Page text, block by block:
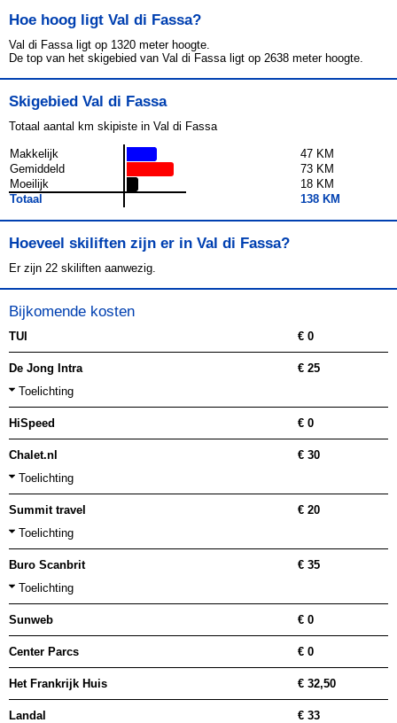
Hoe hoog ligt Val di Fassa?
Val di Fassa ligt op 1320 meter hoogte.
De top van het skigebied van Val di Fassa ligt op 2638 meter hoogte.
Skigebied Val di Fassa
Totaal aantal km skipiste in Val di Fassa
Makkelijk
47 KM
Gemiddeld
73 KM
Moeilijk
18 KM
Totaal
138 KM
Hoeveel skiliften zijn er in Val di Fassa?
Er zijn 22 skiliften aanwezig.
Bijkomende kosten
TUI € 0
De Jong Intra
€ 25
Toelichting
HiSpeed € 0
Chalet.nl
€ 30
Toelichting
Summit travel
€ 20
Toelichting
Buro Scanbrit
€ 35
Toelichting
Sunweb € 0
Center Parcs € 0
Het Frankrijk Huis € 32,50
Landal
€ 33